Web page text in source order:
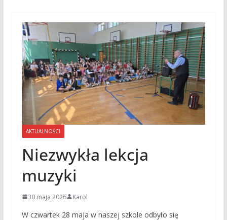
AKTUALNOŚCI
Niezwykła lekcja
muzyki
30 maja 2026 Karol
W czwartek 28 maja w naszej szkole odbyło się